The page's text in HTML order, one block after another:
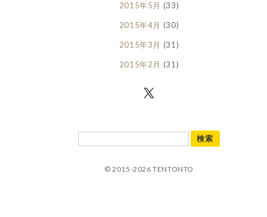
2015年5月 (33)
2015年4月 (30)
2015年3月 (31)
2015年2月 (31)
© 2015-2026 TENTONTO